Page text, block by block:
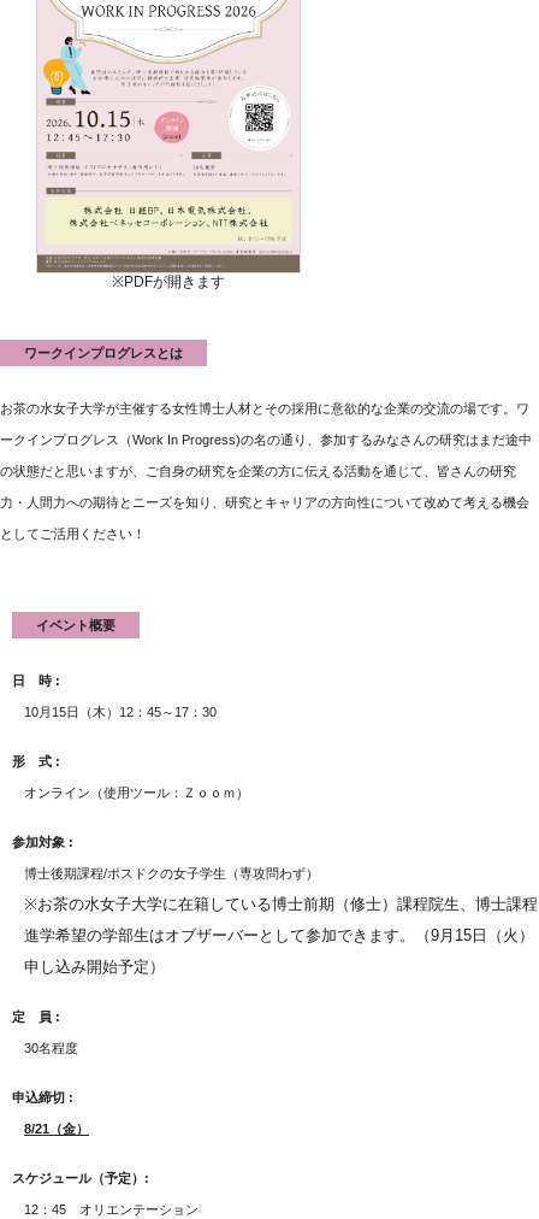
※PDFが開きます
ワークインプログレスとは
お茶の水女子大学が主催する女性博士人材とその採用に意欲的な企業の交流の場です。ワ
ークインプログレス（Work In Progress)の名の通り、参加するみなさんの研究はまだ途中
の状態だと思いますが、ご自身の研究を企業の方に伝える活動を通じて、皆さんの研究
力・人間力への期待とニーズを知り、研究とキャリアの方向性について改めて考える機会
としてご活用ください！
イベント概要
日 時
10月15日（木）12：45～17：30
形 式
オンライン（使用ツール：Ｚｏｏｍ）
参加対象
博士後期課程/ポスドクの女子学生（専攻問わず）
※お茶の水女子大学に在籍している博士前期（修士）課程院生、博士課程
進学希望の学部生はオブザーバーとして参加できます。（9月15日（火）
申し込み開始予定）
定 員
30名程度
申込締切
8/21（金）
スケジュール（予定）
12：45 オリエンテーション